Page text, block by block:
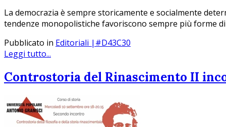
La democrazia è sempre storicamente e socialmente
tendenze monopolistiche favoriscono sempre più forme
Pubblicato in Editoriali |#D43C30
Leggi tutto...
Controstoria del Rinascimento II